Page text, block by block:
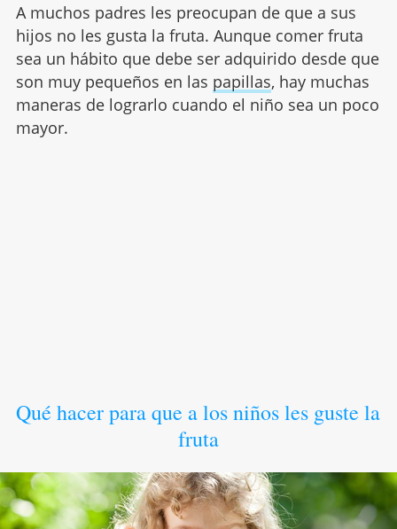
A muchos padres les preocupan de que a sus
hijos no les gusta la fruta. Aunque comer fruta
sea un hábito que debe ser adquirido desde que
son muy pequeños en las papillas, hay muchas
maneras de lograrlo cuando el niño sea un poco
mayor.
Qué hacer para que a los niños les guste la
fruta